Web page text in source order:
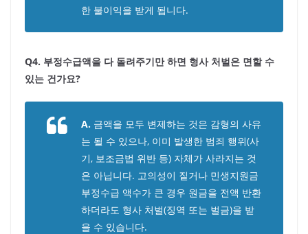
한 불이익을 받게 됩니다.
Q4. 부정수급액을 다 돌려주기만 하면 형사 처벌은 면할 수
있는 건가요?
A. 금액을 모두 변제하는 것은 감형의 사유
는 될 수 있으나, 이미 발생한 범죄 행위(사
기, 보조금법 위반 등) 자체가 사라지는 것
은 아닙니다. 고의성이 짙거나 민생지원금
부정수급 액수가 큰 경우 원금을 전액 반환
하더라도 형사 처벌(징역 또는 벌금)을 받
을 수 있습니다.